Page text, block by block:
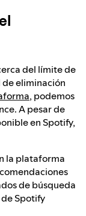
del límite de
eliminación
, podemos
A pesar de
en Spotify,
la plataforma
de búsqueda
Spotify